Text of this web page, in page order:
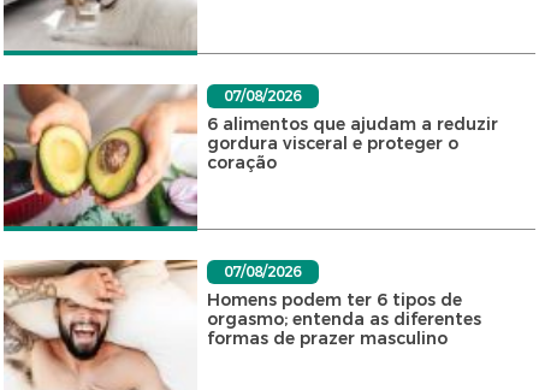
07/08/2026
6 alimentos que ajudam a reduzir
gordura visceral e proteger o
coração
07/08/2026
Homens podem ter 6 tipos de
orgasmo; entenda as diferentes
formas de prazer masculino